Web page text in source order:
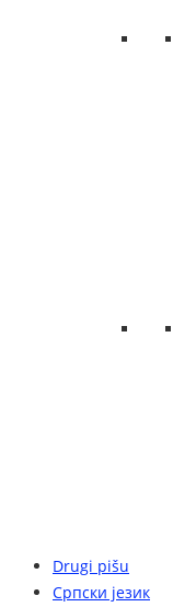
Drugi pišu
Српски језик